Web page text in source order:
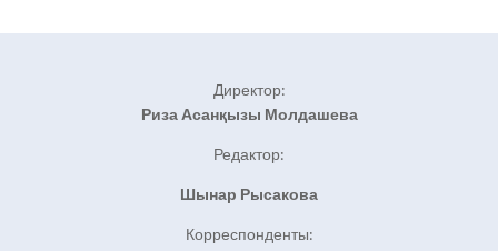
Директор:
Риза Асанқызы Молдашева
Редактор:
Шынар Рысакова
Корреспонденты: